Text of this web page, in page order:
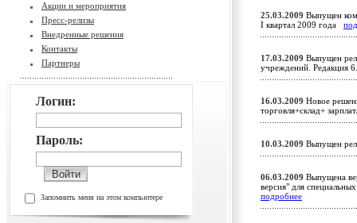
Акции и мероприятия
Пресс-релизы
Внедренные решения
Контакты
Партнеры
Логин:
Пароль:
Запомнить меня на этом компьютере
25.03.2009 Выпущен
I квартал 2009 года
17.03.2009 Выпущен
учреждений. Редакция
16.03.2009 Новое
торговля+склад+
10.03.2009 Выпущен
06.03.2009 Выпущена
версия" для
подробнее